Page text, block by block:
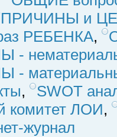
ПРИЧИНЫ и
РЕБЕНКА,
-
-
,
SWOT
комитет ЛОИ,
журнал